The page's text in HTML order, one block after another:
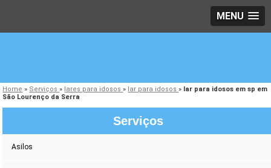
MENU
Home » Serviços» lares para idosos» lar para idosos» lar para idosos em sp em
São Lourenço da Serra
Serviços
Asilos